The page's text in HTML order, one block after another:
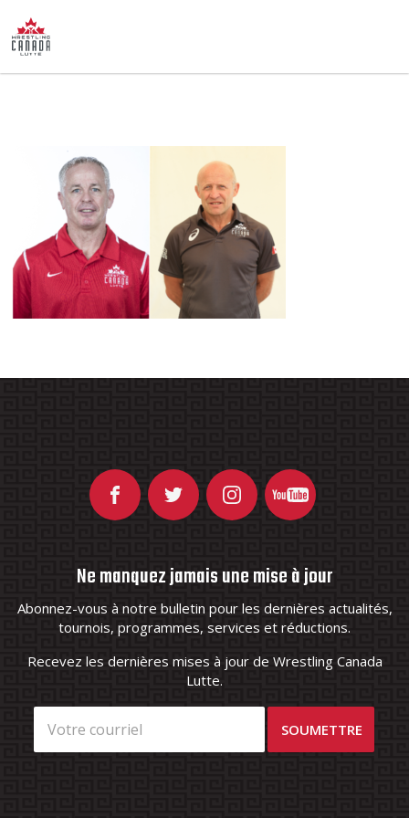
Ne manquez jamais une mise à jour
Abonnez-vous à notre bulletin pour les dernières actualités,
tournois, programmes, services et réductions.
Recevez les dernières mises à jour de Wrestling Canada
Lutte.